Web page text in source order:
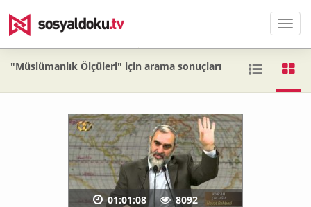
Menü
"Müslümanlık Ölçüleri" için arama sonuçları
01:01:08 8092